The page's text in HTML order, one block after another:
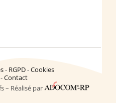
– Réalisé par
RGPD Cookies
Contact